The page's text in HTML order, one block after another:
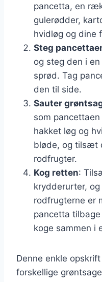
pancetta, en
gulerødder,
hvidløg og dine
Steg
og steg den i
sprød. Tag
den til side.
Sauter
som
hakket løg og
bløde, og tilsæt
rodfrugter.
Kog retten:
krydderurter,
rodfrugterne er
pancetta
koge sammen i
Denne enkle
forskellige